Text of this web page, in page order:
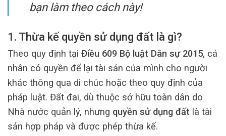
bạn làm theo cách này!
1. Thừa kế quyền sử dụng đất là gì?
Theo quy định tại Điều 609 Bộ luật Dân sự 2015, cá
nhân có quyền để lại tài sản của mình cho người
khác thông qua di chúc hoặc theo quy định của
pháp luật. Đất đai, dù thuộc sở hữu toàn dân do
Nhà nước quản lý, nhưng quyền sử dụng đất là tài
sản hợp pháp và được phép thừa kế.